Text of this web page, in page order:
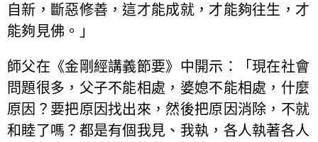
自新，斷惡修善，這才能成就，才能夠往生，才
能夠見佛。」
師父在《金剛經講義節要》中開示：「現在社會
問題很多，父子不能相處，婆媳不能相處，什麼
原因？要把原因找出來，然後把原因消除，不就
和睦了嗎？都是有個我見、我執，各人執著各人